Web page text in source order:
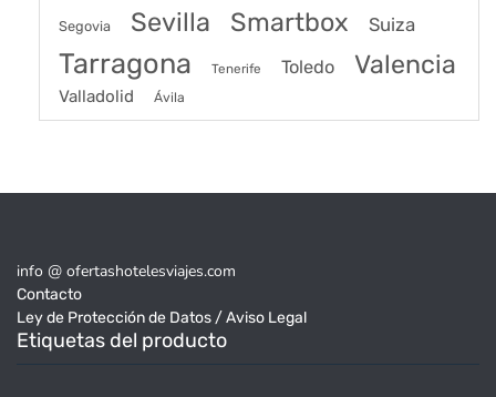
Segovia Sevilla Smartbox Suiza
Tarragona Tenerife Toledo Valencia
Valladolid Ávila
info @ ofertashotelesviajes.com
Contacto
Ley de Protección de Datos / Aviso Legal
Etiquetas del producto